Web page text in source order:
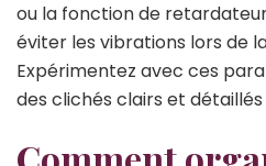
ou la fonction de
éviter les vibrations lors de
Expérimentez avec ces
des clichés clairs et